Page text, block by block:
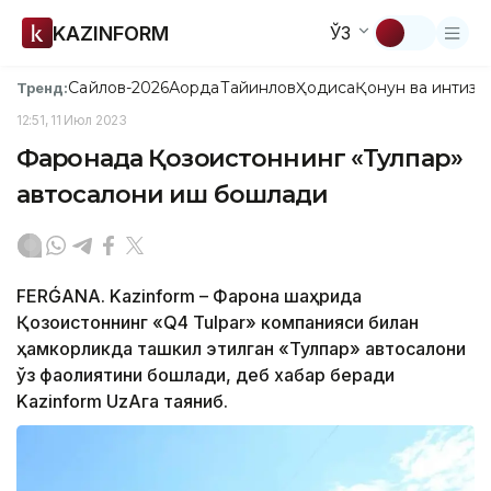
KAZINFORM ЎЗ
Тренд:Сайлов-2026АқордаТайинловҲодисаҚонун ва
12:51, 11 Июл 2023
Фарғонада Қозоғистоннинг «Тулпар»
автосалони иш бошлади
FERǴANA. Kazinform – Фарғона шаҳрида
Қозоғистоннинг «Q4 Tulpar» компанияси билан
ҳамкорликда ташкил этилган «Тулпар» автосалони
ўз фаолиятини бошлади, деб хабар беради
Kazinform UzAга таяниб.